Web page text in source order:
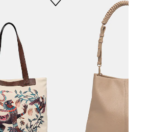
Model na fotografiji je visok 180
cm i ima na sebi veličinu ONE
TEHNIČKI PODACI
Broj vanjskih džepova s
magnetskim zatvaračem
1